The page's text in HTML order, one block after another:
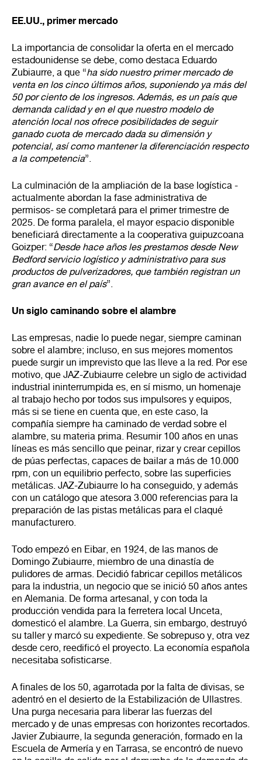
EE.UU., primer mercado
La importancia de consolidar la oferta en el mercado
estadounidense se debe, como destaca Eduardo
Zubiaurre, a que “ha sido nuestro primer mercado de
venta en los cinco últimos años, suponiendo ya más del
50 por ciento de los ingresos. Además, es un país que
demanda calidad y en el que nuestro modelo de
atención local nos ofrece posibilidades de seguir
ganado cuota de mercado dada su dimensión y
potencial, así como mantener la diferenciación respecto
a la competencia”.
La culminación de la ampliación de la base logística -
actualmente abordan la fase administrativa de
permisos- se completará para el primer trimestre de
2025. De forma paralela, el mayor espacio disponible
beneficiará directamente a la cooperativa guipuzcoana
Goizper: “Desde hace años les prestamos desde New
Bedford servicio logístico y administrativo para sus
productos de pulverizadores, que también registran un
gran avance en el país”.
Un siglo caminando sobre el alambre
Las empresas, nadie lo puede negar, siempre caminan
sobre el alambre; incluso, en sus mejores momentos
puede surgir un imprevisto que las lleve a la red. Por ese
motivo, que JAZ-Zubiaurre celebre un siglo de actividad
industrial ininterrumpida es, en sí mismo, un homenaje
al trabajo hecho por todos sus impulsores y equipos,
más si se tiene en cuenta que, en este caso, la
compañía siempre ha caminado de verdad sobre el
alambre, su materia prima. Resumir 100 años en unas
líneas es más sencillo que peinar, rizar y crear cepillos
de púas perfectas, capaces de bailar a más de 10.000
rpm, con un equilibrio perfecto, sobre las superficies
metálicas. JAZ-Zubiaurre lo ha conseguido, y además
con un catálogo que atesora 3.000 referencias para la
preparación de las pistas metálicas para el claqué
manufacturero.
Todo empezó en Eibar, en 1924, de las manos de
Domingo Zubiaurre, miembro de una dinastía de
pulidores de armas. Decidió fabricar cepillos metálicos
para la industria, un negocio que se inició 50 años antes
en Alemania. De forma artesanal, y con toda la
producción vendida para la ferretera local Unceta,
domesticó el alambre. La Guerra, sin embargo, destruyó
su taller y marcó su expediente. Se sobrepuso y, otra vez
desde cero, reedificó el proyecto. La economía española
necesitaba sofisticarse.
A finales de los 50, agarrotada por la falta de divisas, se
adentró en el desierto de la Estabilización de Ullastres.
Una purga necesaria para liberar las fuerzas del
mercado y de unas empresas con horizontes recortados.
Javier Zubiaurre, la segunda generación, formado en la
Escuela de Armería y en Tarrasa, se encontró de nuevo